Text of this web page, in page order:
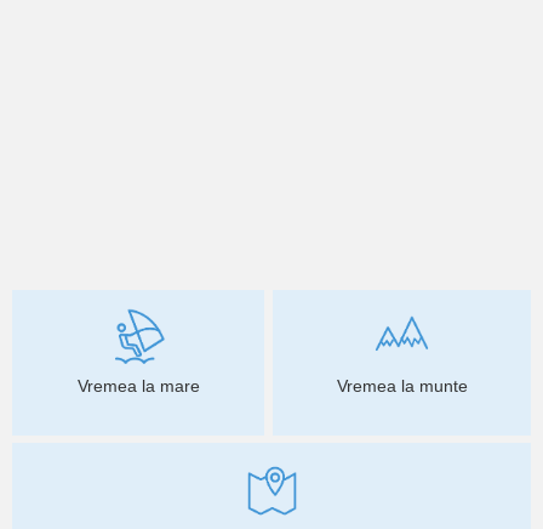
Vremea la mare Vremea la munte